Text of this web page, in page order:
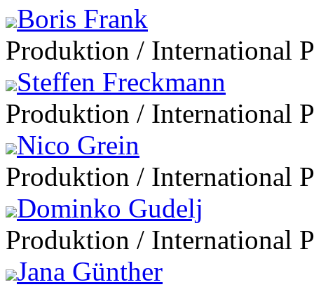
Boris Frank
Produktion / International
Steffen Freckmann
Produktion / International
Nico Grein
Produktion / International
Dominko Gudelj
Produktion / International
Jana Günther